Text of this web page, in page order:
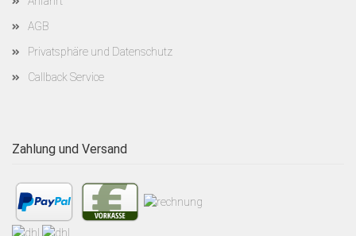
AGB
Privatsphäre und Datenschutz
Callback Service
Zahlung und Versand